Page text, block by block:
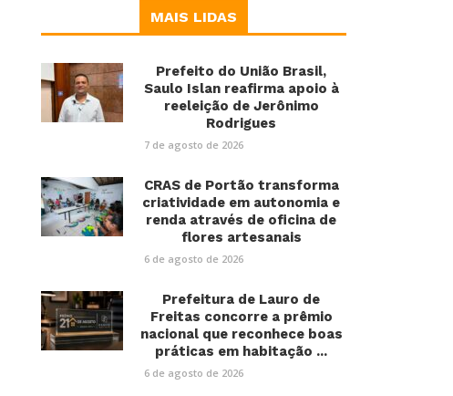
MAIS LIDAS
Prefeito do União Brasil,
Saulo Islan reafirma apoio à
reeleição de Jerônimo
Rodrigues
7 de agosto de 2026
CRAS de Portão transforma
criatividade em autonomia e
renda através de oficina de
flores artesanais
6 de agosto de 2026
Prefeitura de Lauro de
Freitas concorre a prêmio
nacional que reconhece boas
práticas em habitação ...
6 de agosto de 2026